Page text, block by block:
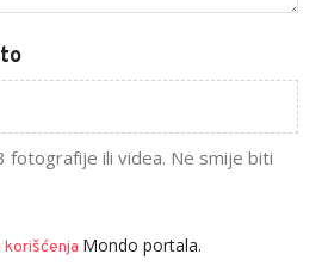
fotografije ili videa. Ne smije biti
korišćenja Mondo portala.